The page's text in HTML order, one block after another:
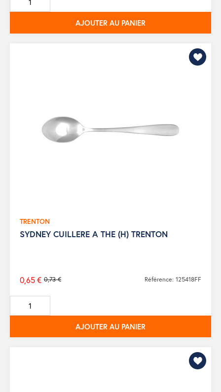
base
AJOUTER AU PANIER
TRENTON
SYDNEY CUILLERE A THE (H) TRENTON
Prix
de
base
0,73 €
0,65 € Référence: 125418FF
AJOUTER AU PANIER